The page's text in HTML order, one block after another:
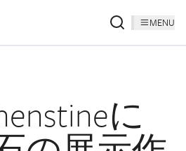
MENU
に